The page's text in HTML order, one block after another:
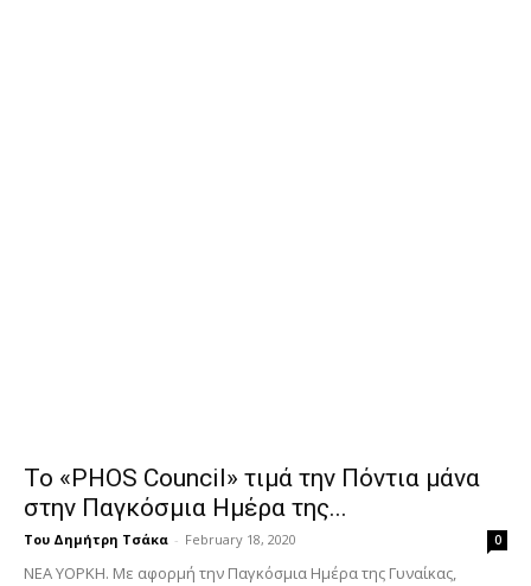
Το «PHOS Council» τιμά την Πόντια μάνα
στην Παγκόσμια Ημέρα της...
Του Δημήτρη Τσάκα - February 18, 2020 0
ΝΕΑ ΥΟΡΚΗ. Με αφορμή την Παγκόσμια Hμέρα της Γυναίκας,